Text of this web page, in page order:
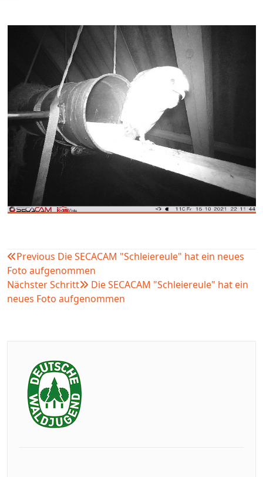
Beitragsnavigation
Previous Die SECACAM "Schleiereule" hat ein neues
Foto aufgenommen
Nächster Schritt
Die SECACAM "Schleiereule" hat ein
neues Foto aufgenommen